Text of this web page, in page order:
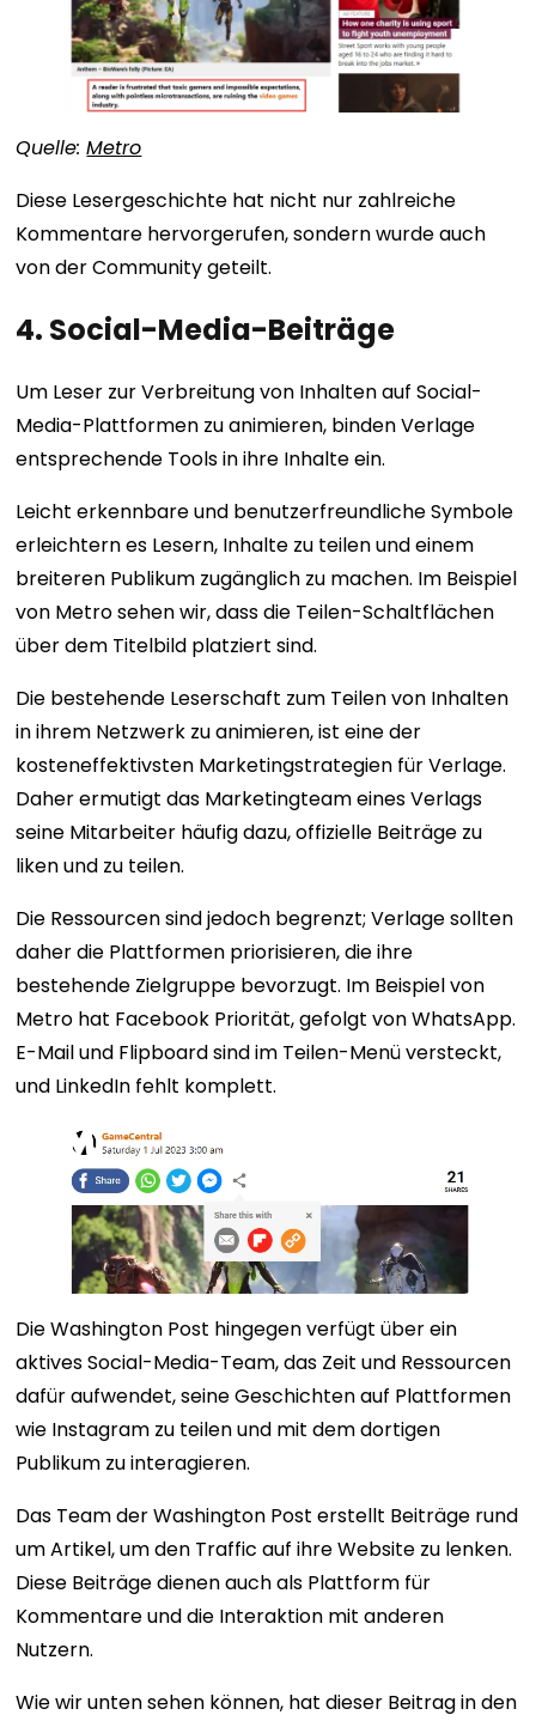
Quelle:Metro
Diese Lesergeschichte hat nicht nur zahlreiche
Kommentare hervorgerufen, sondern wurde auch
von der Community geteilt.
4. Social-Media-Beiträge
Um Leser zur Verbreitung von Inhalten auf Social-
Media-Plattformen zu animieren, binden Verlage
entsprechende Tools in ihre Inhalte ein.
Leicht erkennbare und benutzerfreundliche Symbole
erleichtern es Lesern, Inhalte zu teilen und einem
breiteren Publikum zugänglich zu machen. Im Beispiel
von Metro sehen wir, dass die Teilen-Schaltflächen
über dem Titelbild platziert sind.
Die bestehende Leserschaft zum Teilen von Inhalten
in ihrem Netzwerk zu animieren, ist eine der
kosteneffektivsten Marketingstrategien für Verlage.
Daher ermutigt das Marketingteam eines Verlags
seine Mitarbeiter häufig dazu, offizielle Beiträge zu
liken und zu teilen.
Die Ressourcen sind jedoch begrenzt; Verlage sollten
daher die Plattformen priorisieren, die ihre
bestehende Zielgruppe bevorzugt. Im Beispiel von
Metro hat Facebook Priorität, gefolgt von WhatsApp.
E-Mail und Flipboard sind im Teilen-Menü versteckt,
und LinkedIn fehlt komplett.
Die Washington Post hingegen verfügt über ein
aktives Social-Media-Team, das Zeit und Ressourcen
dafür aufwendet, seine Geschichten auf Plattformen
wie Instagram zu teilen und mit dem dortigen
Publikum zu interagieren.
Das Team der Washington Post erstellt Beiträge rund
um Artikel, um den Traffic auf ihre Website zu lenken.
Diese Beiträge dienen auch als Plattform für
Kommentare und die Interaktion mit anderen
Nutzern.
Wie wir unten sehen können, hat dieser Beitrag in den